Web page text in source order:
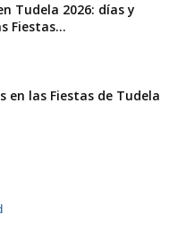
Tudela 2026: días y
Fiestas...
en las Fiestas de Tudela